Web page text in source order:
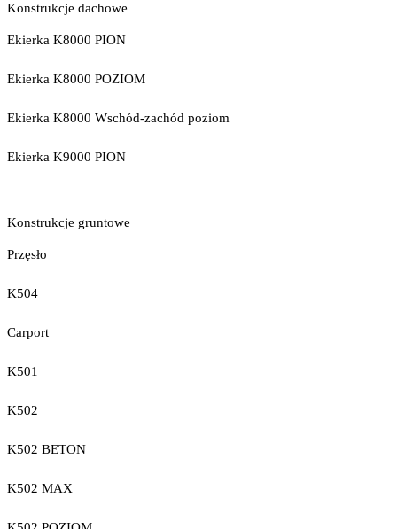
Konstrukcje dachowe
Ekierka K8000 PION
Ekierka K8000 POZIOM
Ekierka K8000 Wschód-zachód poziom
Ekierka K9000 PION
Konstrukcje gruntowe
Przęsło
K504
Carport
K501
K502
K502 BETON
K502 MAX